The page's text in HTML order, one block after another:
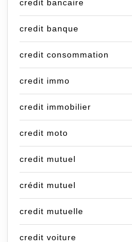
credit bancaire
credit banque
credit consommation
credit immo
credit immobilier
credit moto
credit mutuel
crédit mutuel
credit mutuelle
credit voiture